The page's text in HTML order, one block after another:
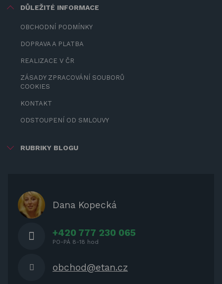
DŮLEŽITÉ INFORMACE
OBCHODNÍ PODMÍNKY
DOPRAVA A PLATBA
REALIZACE V ČR
ZÁSADY ZPRACOVÁNÍ SOUBORŮ
COOKIES
KONTAKT
ODSTOUPENÍ OD SMLOUVY
RUBRIKY BLOGU
OCHRANNÉ KRYTY NA ZAHRADNÍ
NÁBYTEK
Dana Kopecká
+420 777 230 065
PO-PÁ 8-18 hod
obchod@etan.cz